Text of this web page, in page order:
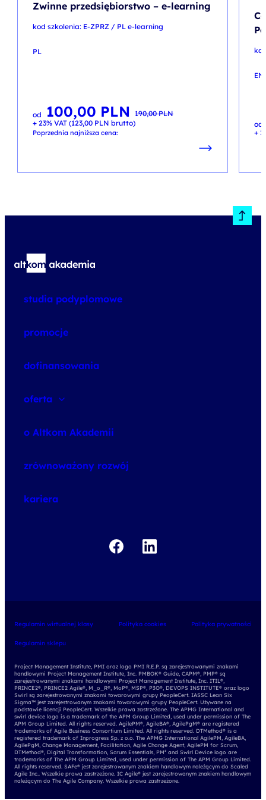
Zwinne przedsiębiorstwo – e-learning
kod szkolenia: E-ZPRZ / PL e-learning
PL
od 190,00PLN
Pierwotna
cena
wynosiła:
190,00 PLN.
100,00 PLN
Aktualna
cena
wynosi:
100,00 PLN.
+ 23% VAT (123,00 PLN brutto)
Poprzednia najniższa cena:
EN
od
+
studia podyplomowe
promocje
dofinansowania
oferta
o Altkom Akademii
zrównoważony rozwój
kariera
Regulamin wirtualnej klasy Polityka cookies Polityka prywatności
Regulamin sklepu
Project Management Institute, PMI oraz logo PMI R.E.P. są zarejestrowanymi znakami
handlowymi Project Management Institute, Inc. PMBOK® Guide, CAPM®, PMP® są
zarejestrowanymi znakami handlowymi Project Management Institute, Inc. ITIL®,
PRINCE2®, PRINCE2 Agile®, M_o_R®, MoP®, MSP®, P3O®, DEVOPS INSTITUTE® oraz logo
Swirl są zarejestrowanymi znakami towarowymi grupy PeopleCert. IASSC Lean Six
Sigma™ jest zarejestrowanym znakami towarowymi grupy PeopleCert. Używane na
podstawie licencji PeopleCert. Wszelkie prawa zastrzeżone. The APMG International and
swirl device logo is a trademark of the APM Group Limited, used under permission of The
APM Group Limited. All rights reserved. AgilePM®, AgileBA®, AgilePgM® are registered
trademarks of Agile Business Consortium Limited. All rights reserved. DTMethod® is a
registered trademark of Inprogress Sp. z o.o. The APMG International AgilePM, AgileBA,
AgilePgM, Change Management, Facilitation, Agile Change Agent, AgilePM for Scrum,
DTMethod®, Digital Transformation, Scrum Essentials, PM² and Swirl Device logo are
trademarks of The APM Group Limited, used under permission of The APM Group Limited.
All rights reserved. SAFe® jest zarejestrowanym znakiem handlowym należącym do Scaled
Agile Inc.. Wszelkie prawa zastrzeżone. IC Agile® jest zarejestrowanym znakiem handlowym
należącym do The Agile Company. Wszelkie prawa zastrzeżone.